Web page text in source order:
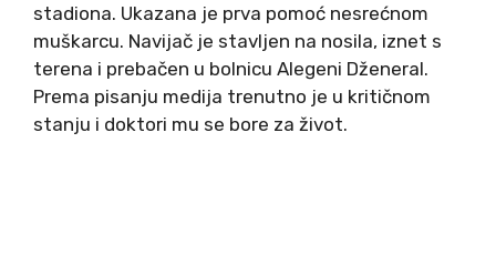
stadiona. Ukazana je prva pomoć nesrećnom
muškarcu. Navijač je stavljen na nosila, iznet s
terena i prebačen u bolnicu Alegeni Dženeral.
Prema pisanju medija trenutno je u kritičnom
stanju i doktori mu se bore za život.